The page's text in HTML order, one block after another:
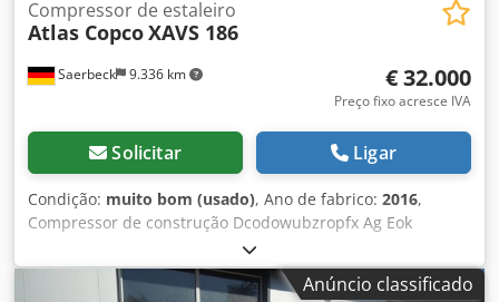
Saerbeck 9.336 km
Compressor de estaleiro
Atlas CopcoXAVS 186
€ 32.000
Preço fixo acresce IVA
Solicitar Ligar
Condição: muito bom (usado), Ano de fabrico: 2016,
Compressor de construção Dcodowubzropfx Ag Eok
Fabricante: Atlas Copco Modelo: XAVS 186 Ano de fabrico:
2016 Horas de operação: aprox. 657 h - Pressão máxima:
14 bar - Vazão máxima: 11,4 m³/h - Potência: 104 kW -
Anúncio classificado